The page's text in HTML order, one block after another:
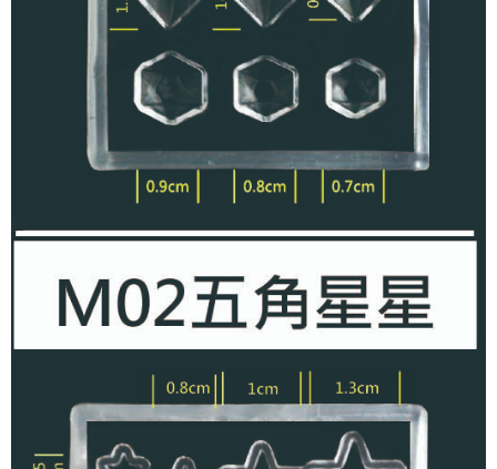
購買商品的店家。未經商家同意取消之訂單仍視為有效，需透過AFTEE先享
後付繳納相關費用。
※ 交易是否成功請以「AFTEE先享後付 」之結帳頁面顯示為準，若有關於
是否繳費成功／繳費後需取消欲退款等相關疑問，請聯繫「AFTEE先享後付
https://netprotections.freshdesk.com/support/home
１．透過由恩沛科技股份有限公司提供之「AFTEE先享後付」服務完成之交
易，需依本服務之必要範圍內提供個人資料，並將交易相關給付款項請求債
權轉讓予恩沛科技股份有限公司。
https://aftee.tw/terms/#terms3
「AFTEE先享後付」，若未經同意申辦者引起之損失，本公司不負相關責
４．使用「AFTEE先享後付」時，將依據個別帳號之用戶狀況，依本公司即
時審查核予不同之上限額度；若仍有額度不足之情形，本公司將視審查結果
請求用戶進行身份認證。
５．嚴禁一人註冊多個帳號或使用他人資訊註冊。若發現惡意使用之情形，
恩沛科技股份有限公司將有權停止該用戶之使用額度並採取法律行動。
每筆NT$70，滿NT$2,500(含以上)免運費
付款後7-11取貨
每筆NT$70，滿NT$2,500(含以上)免運費
宅配 (可指定時間)
每筆NT$100，滿NT$2,500(含以上)免運費